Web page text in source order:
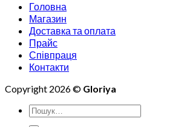
Головна
Магазин
Доставка та оплата
Прайс
Співпраця
Контакти
Copyright 2026 © Gloriya
Шукати: